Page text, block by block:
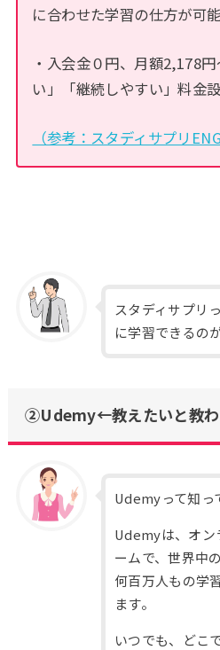
に合わせた学習の仕方が可
・入会金０円、月額2,178
い」「継続しやすい」料金
（参考：スタディサプリ
スタディサプリ
に学習できるの
②Udemy←教えたいと教わ
Udemyって知っ
Udemyは、オン
ームで、世界中
何百万人もの学
ます。
いつでも、どこ